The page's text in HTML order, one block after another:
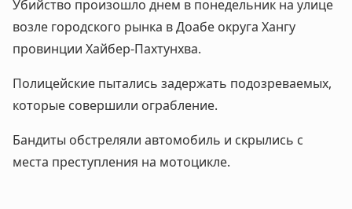
Убийство произошло днем в понедельник на улице
возле городского рынка в Доабе округа Хангу
провинции Хайбер-Пахтунхва.
Полицейские пытались задержать подозреваемых,
которые совершили ограбление.
Бандиты обстреляли автомобиль и скрылись с
места преступления на мотоцикле.